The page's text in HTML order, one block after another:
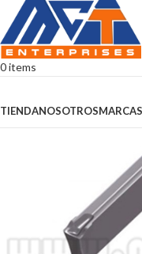
0items
TIENDANOSOTROSMARCAS